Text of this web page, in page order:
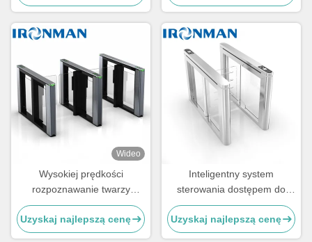
Wideo
Wysokiej prędkości
rozpoznawanie twarzy
szybkie bramy zwrotnik z
anty-zakłócenia dla
budynków biurowych
Uzyskaj najlepszą cenę
Inteligentny system
sterowania dostępem do
skrzyni obrotowej bramy
prędkości z czujnikiem
wykrywania podczerwieni
Uzyskaj najlepszą cenę